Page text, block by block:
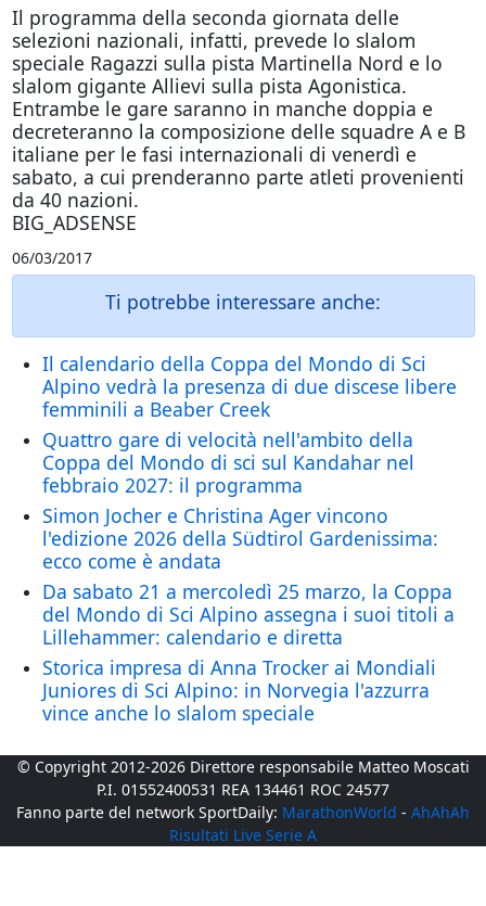
Il programma della seconda giornata delle
selezioni nazionali, infatti, prevede lo slalom
speciale Ragazzi sulla pista Martinella Nord e lo
slalom gigante Allievi sulla pista Agonistica.
Entrambe le gare saranno in manche doppia e
decreteranno la composizione delle squadre A e B
italiane per le fasi internazionali di venerdì e
sabato, a cui prenderanno parte atleti provenienti
da 40 nazioni.
BIG_ADSENSE
06/03/2017
Ti potrebbe interessare anche:
Il calendario della Coppa del Mondo di Sci
Alpino vedrà la presenza di due discese libere
femminili a Beaber Creek
Quattro gare di velocità nell'ambito della
Coppa del Mondo di sci sul Kandahar nel
febbraio 2027: il programma
Simon Jocher e Christina Ager vincono
l'edizione 2026 della Südtirol Gardenissima:
ecco come è andata
Da sabato 21 a mercoledì 25 marzo, la Coppa
del Mondo di Sci Alpino assegna i suoi titoli a
Lillehammer: calendario e diretta
Storica impresa di Anna Trocker ai Mondiali
Juniores di Sci Alpino: in Norvegia l'azzurra
vince anche lo slalom speciale
© Copyright 2012-2026 Direttore responsabile Matteo Moscati
P.I. 01552400531 REA 134461 ROC 24577
Fanno parte del network SportDaily: MarathonWorld - AhAhAh
Risultati Live Serie A